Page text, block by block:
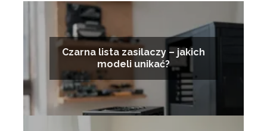
Czarna lista zasilaczy – jakich
modeli unikać?